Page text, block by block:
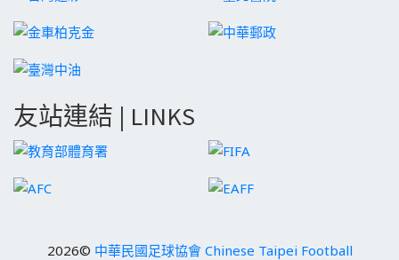
友站連結 | LINKS
2026© 中華民國足球協會 Chinese Taipei Football